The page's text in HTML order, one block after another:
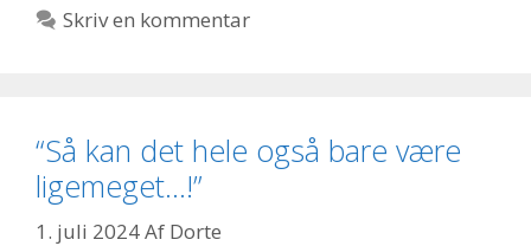
Skriv en kommentar
“Så kan det hele også bare være
ligemeget…!”
1. juli 2024Af Dorte